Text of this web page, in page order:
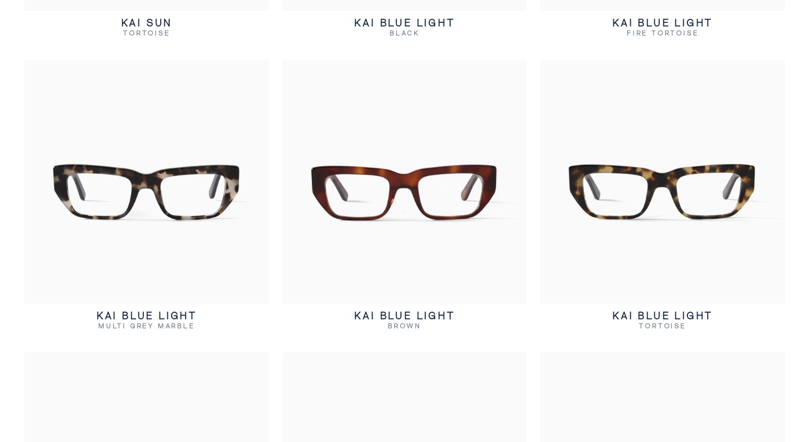
KAI SUN
TORTOISE
KAI BLUE LIGHT
BLACK
KAI BLUE LIGHT
FIRE TORTOISE
KAI BLUE LIGHT
MULTI GREY MARBLE
KAI BLUE LIGHT
BROWN
KAI BLUE LIGHT
TORTOISE